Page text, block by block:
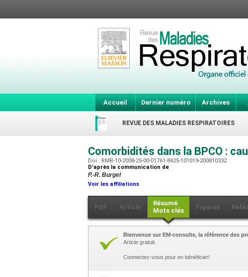
Accueil Dernier numéro Archives
REVUE DES MALADIES RESPIRATOIRES
Comorbidités dans la BPCO :
Doi : RMR-10-2008-25-00-01761-8425-101019-200810332
D’après la communication de
P.-R. Burgel
Voir les affiliations
PDF Article
Résumé
Mots clés
Figures
Bienvenue sur EM-consulte, la référence des
Article gratuit.
Connectez-vous pour en bénéficier!